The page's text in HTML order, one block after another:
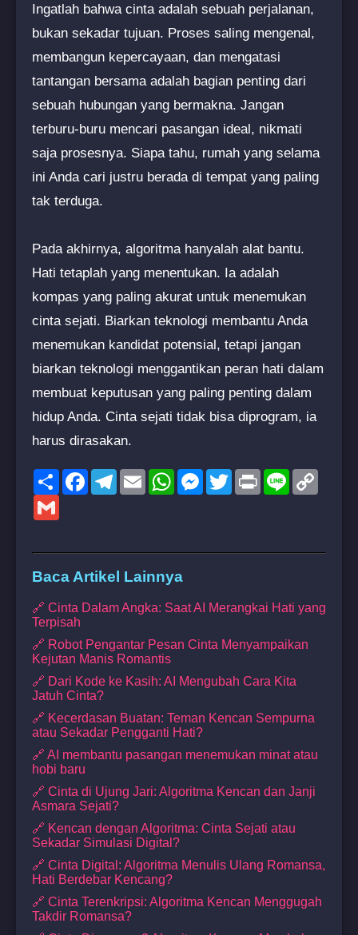
Ingatlah bahwa cinta adalah sebuah perjalanan,
bukan sekadar tujuan. Proses saling mengenal,
membangun kepercayaan, dan mengatasi
tantangan bersama adalah bagian penting dari
sebuah hubungan yang bermakna. Jangan
terburu-buru mencari pasangan ideal, nikmati
saja prosesnya. Siapa tahu, rumah yang selama
ini Anda cari justru berada di tempat yang paling
tak terduga.
Pada akhirnya, algoritma hanyalah alat bantu.
Hati tetaplah yang menentukan. Ia adalah
kompas yang paling akurat untuk menemukan
cinta sejati. Biarkan teknologi membantu Anda
menemukan kandidat potensial, tetapi jangan
biarkan teknologi menggantikan peran hati dalam
membuat keputusan yang paling penting dalam
hidup Anda. Cinta sejati tidak bisa diprogram, ia
harus dirasakan.
ShareFacebookTelegram
EmailWhatsAppMessenger
TwitterPrint Line
Baca Artikel Lainnya
🔗 Cinta Dalam Angka: Saat AI Merangkai Hati yang
Terpisah
🔗 Robot Pengantar Pesan Cinta Menyampaikan
Kejutan Manis Romantis
🔗 Dari Kode ke Kasih: AI Mengubah Cara Kita
Jatuh Cinta?
🔗 Kecerdasan Buatan: Teman Kencan Sempurna
atau Sekadar Pengganti Hati?
🔗 AI membantu pasangan menemukan minat atau
hobi baru
🔗 Cinta di Ujung Jari: Algoritma Kencan dan Janji
Asmara Sejati?
🔗 Kencan dengan Algoritma: Cinta Sejati atau
Sekadar Simulasi Digital?
🔗 Cinta Digital: Algoritma Menulis Ulang Romansa,
Hati Berdebar Kencang?
🔗 Cinta Terenkripsi: Algoritma Kencan Menggugah
Takdir Romansa?